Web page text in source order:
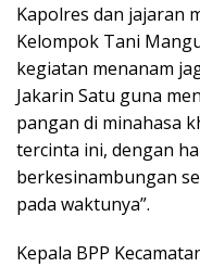
Kapolres dan jajaran
Kelompok Tani
kegiatan menanam
Jakarin Satu guna
pangan di minahasa
tercinta ini, dengan
berkesinambungan
pada waktunya”.
Kepala BPP